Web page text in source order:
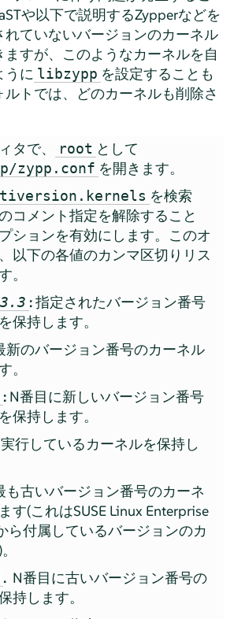
や以下で説明するZypperなどを
ていないバージョンのカーネル
ますが、このようなカーネルを自
うに libzypp を設定することも
トでは、どのカーネルも削除さ
タで、
root として
zypp.conf を開きます。
を検索
コメント指定を解除すること
ションを有効にします。このオ
以下の各値のカンマ区切りリス
。
:指定されたバージョン番号
保持します。
新のバージョン番号のカーネル
。
: N番目に新しいバージョン番号
保持します。
実行しているカーネルを保持し
も古いバージョン番号のカーネ
す(これはSUSE Linux Enterprise
ら付属しているバージョンのカ
. N番目に古いバージョン番号の
持します。